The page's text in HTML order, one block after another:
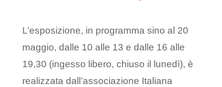
L’esposizione, in programma sino al 20
maggio, dalle 10 alle 13 e dalle 16 alle
19,30 (ingesso libero, chiuso il lunedì), è
realizzata dall’associazione Italiana